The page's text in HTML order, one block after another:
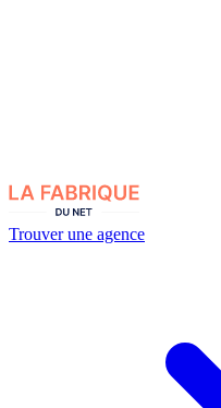
Trouver une agence